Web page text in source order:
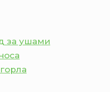
за ушами